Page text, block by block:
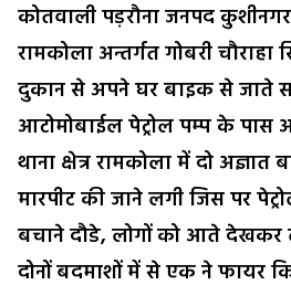
कोतवाली पड़रौना जनपद कुशीनगर
रामकोला अन्तर्गत गोबरी
दुकान से अपने घर बाइक से जाते
आटोमोबाईल पेट्रोल पम्प के पास
थाना क्षेत्र रामकोला में दो अज्ञात
मारपीट की जाने लगी जिस पर
बचाने दौडे, लोगों को आते
दोनों बदमाशों में से एक ने फायर